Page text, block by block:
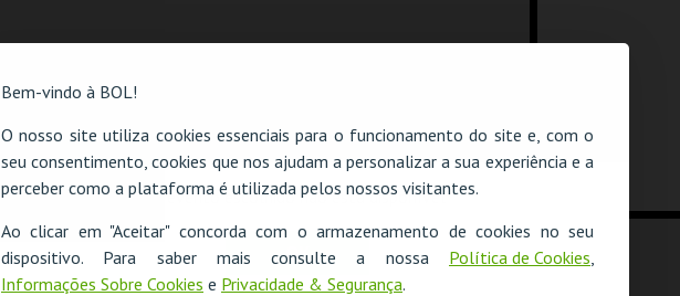
Bem-vindo à BOL!
O nosso site utiliza cookies essenciais para o funcionamento do site e, com o
seu consentimento, cookies que nos ajudam a personalizar a sua experiência e a
perceber como a plataforma é utilizada pelos nossos visitantes.
Ao clicar em "Aceitar" concorda com o armazenamento de cookies no seu
dispositivo. Para saber mais consulte a nossa Política de Cookies
Informações Sobre Cookies e Privacidade & Segurança.
O evento escolhido não está disponível
OK